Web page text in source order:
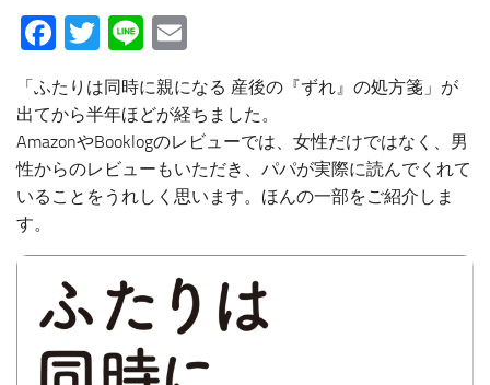
Facebook
Twitter
Line
「ふたりは同時に親になる 産後の『ずれ』の処方箋」が
出てから半年ほどが経ちました。
AmazonやBooklogのレビューでは、女性だけではなく、男
性からのレビューもいただき、パパが実際に読んでくれて
いることをうれしく思います。ほんの一部をご紹介しま
す。